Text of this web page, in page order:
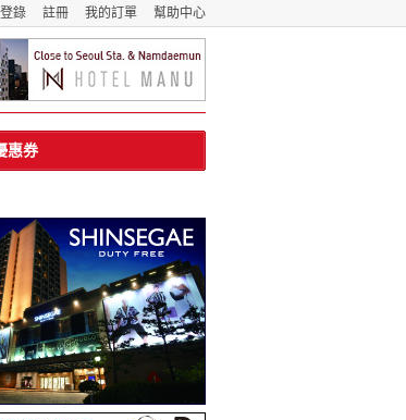
幫助中心
我的訂單
註冊
登錄
惠券